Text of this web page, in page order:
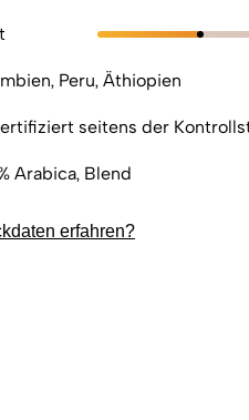
Peru, Äthiopien
seitens der
Arabica, Blend
erfahren?